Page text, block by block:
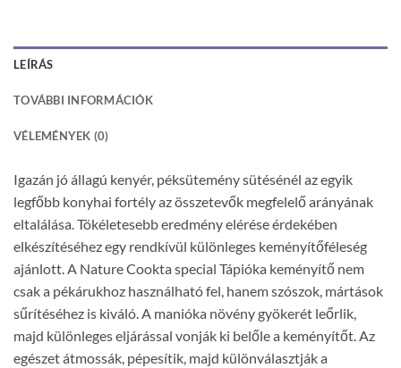
LEÍRÁS
TOVÁBBI INFORMÁCIÓK
VÉLEMÉNYEK (0)
Igazán jó állagú kenyér, péksütemény sütésénél az egyik
legfőbb konyhai fortély az összetevők megfelelő arányának
eltalálása. Tökéletesebb eredmény elérése érdekében
elkészítéséhez egy rendkívül különleges keményítőféleség
ajánlott. A Nature Cookta special Tápióka keményítő nem
csak a pékárukhoz használható fel, hanem szószok, mártások
sűrítéséhez is kiváló. A manióka növény gyökerét leőrlik,
majd különleges eljárással vonják ki belőle a keményítőt. Az
egészet átmossák, pépesítik, majd különválasztják a